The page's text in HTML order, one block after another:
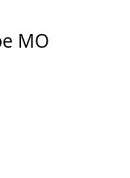
MO